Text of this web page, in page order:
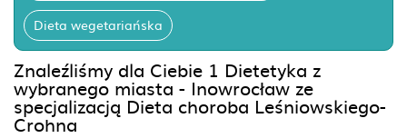
Dieta wegetariańska
Znaleźliśmy dla Ciebie 1 Dietetyka z
wybranego miasta - Inowrocław ze
specjalizacją Dieta choroba Leśniowskiego-
Crohna